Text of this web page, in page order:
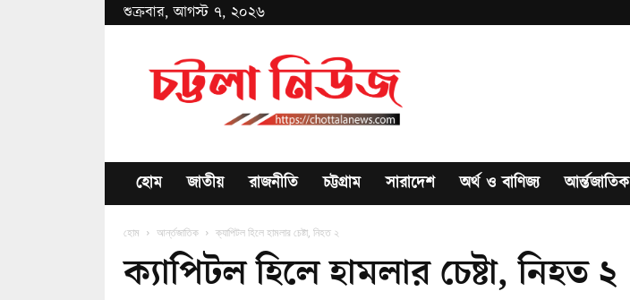
শুক্রবার, আগস্ট ৭, ২০২৬
Chottala
News
হোম জাতীয় রাজনীতি চট্টগ্রাম সারাদেশ অর্থ ও বাণিজ্য আর্ন্তজাতিক
হোম আর্ন্তজাতিক ক্যাপিটল হিলে হামলার চেষ্টা, নিহত ২
ক্যাপিটল হিলে হামলার চেষ্টা, নিহত ২